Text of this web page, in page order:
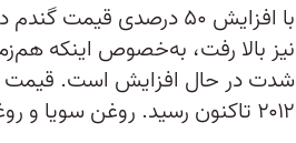
با افزایش ۵۰ درصدی
نیز بالا رفت، به‌خصوص اینکه
شدت در حال افزایش است. قیمت
۲۰۱۲ تاکنون رسید. روغن سویا و روغن پالم هم به رکوردهایی جدید رسیده‌اند.